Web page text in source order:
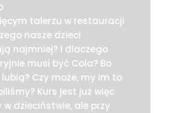
talerzu w restauracji
nasze dzieci
najmniej? I dlaczego
musi być Cola? Bo
Czy może, my im to
Kurs jest już więc
dzieciństwie, ale przy